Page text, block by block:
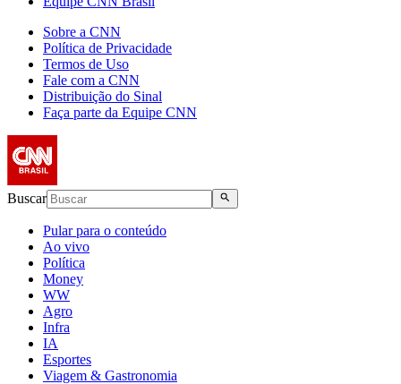
Sobre a CNN
Política de Privacidade
Termos de Uso
Fale com a CNN
Distribuição do Sinal
Faça parte da Equipe CNN
Buscar
Pular para o conteúdo
Ao vivo
Política
Money
WW
Agro
Infra
IA
Esportes
Viagem & Gastronomia